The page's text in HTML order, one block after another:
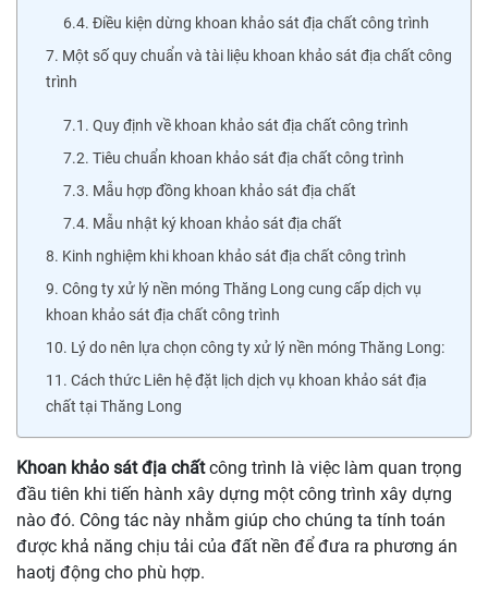
6.4. Điều kiện dừng khoan khảo sát địa chất công trình
7. Một số quy chuẩn và tài liệu khoan khảo sát địa chất công
trình
7.1. Quy định về khoan khảo sát địa chất công trình
7.2. Tiêu chuẩn khoan khảo sát địa chất công trình
7.3. Mẫu hợp đồng khoan khảo sát địa chất
7.4. Mẫu nhật ký khoan khảo sát địa chất
8. Kinh nghiệm khi khoan khảo sát địa chất công trình
9. Công ty xử lý nền móng Thăng Long cung cấp dịch vụ
khoan khảo sát địa chất công trình
10. Lý do nên lựa chọn công ty xử lý nền móng Thăng Long:
11. Cách thức Liên hệ đặt lịch dịch vụ khoan khảo sát địa
chất tại Thăng Long
Khoan khảo sát địa chấtcông trình là việc làm quan trọng
đầu tiên khi tiến hành xây dựng một công trình xây dựng
nào đó. Công tác này nhằm giúp cho chúng ta tính toán
được khả năng chịu tải của đất nền để đưa ra phương án
haotj động cho phù hợp.